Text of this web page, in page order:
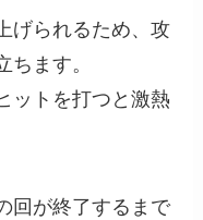
げられるため、攻
ます。
ットを打つと激熱
回が終了するまで